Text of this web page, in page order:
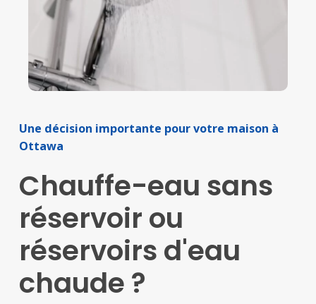
Une décision importante pourvotre maison à
Ottawa
Chauffe-eau sans
réservoir ou
réservoirs d'eau
chaude ?